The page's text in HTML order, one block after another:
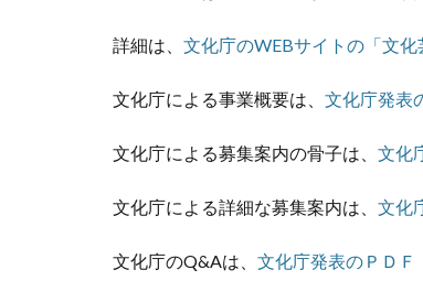
詳細は、 文化庁のWEBサイトの「文化
文化庁による事業概要は、 文化庁発表
文化庁による募集案内の骨子は、 文化
文化庁による詳細な募集案内は、 文化
文化庁のQ&Aは、 文化庁発表のＰＤＦ